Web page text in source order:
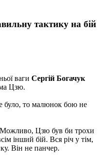
тактику на бій
ваги Сергій Богачук
Цзю.
було, то малюнок бою не
Можливо, Цзю був би трохи
інший бій. Вся річ у тім,
Він не панчер.